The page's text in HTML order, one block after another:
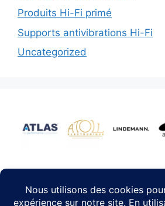
Produits Hi-Fi primé
Supports antivibrations Hi-Fi
Uncategorized